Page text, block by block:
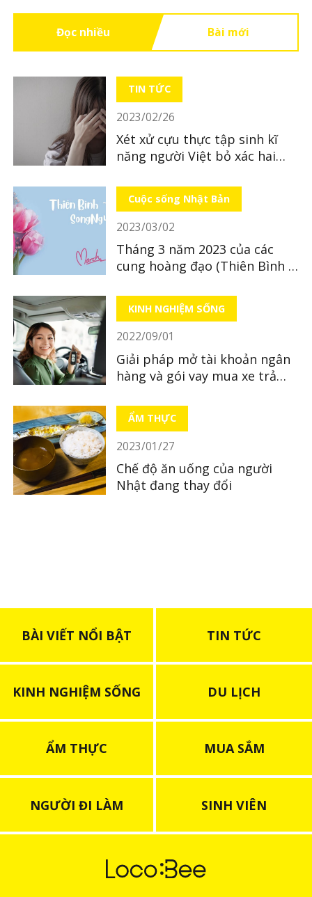
Đọc nhiều Bài mới
TIN TỨC
2023/02/26
Xét xử cựu thực tập sinh kĩ
năng người Việt bỏ xác hai
Cuộc sống Nhật Bản
2023/03/02
Tháng 3 năm 2023 của các
cung hoàng đạo (Thiên Bình ~
KINH NGHIỆM SỐNG
2022/09/01
Giải pháp mở tài khoản ngân
hàng và gói vay mua xe trả
điện thoại
ẨM THỰC
2023/01/27
Chế độ ăn uống của người
Nhật đang thay đổi
BÀI VIẾT NỔI BẬT TIN TỨC
KINH NGHIỆM SỐNG DU LỊCH
ẨM THỰC MUA SẮM
NGƯỜI ĐI LÀM SINH VIÊN